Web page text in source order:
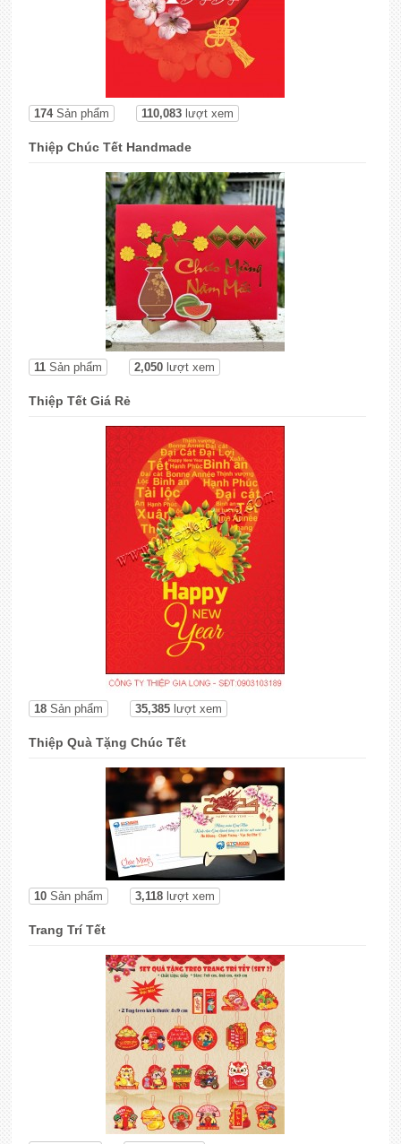
174Sản phẩm 110,083lượt xem
Thiệp Chúc Tết Handmade
11Sản phẩm 2,050lượt xem
Thiệp Tết Giá Rẻ
18Sản phẩm 35,385lượt xem
Thiệp Quà Tặng Chúc Tết
10Sản phẩm 3,118lượt xem
Trang Trí Tết